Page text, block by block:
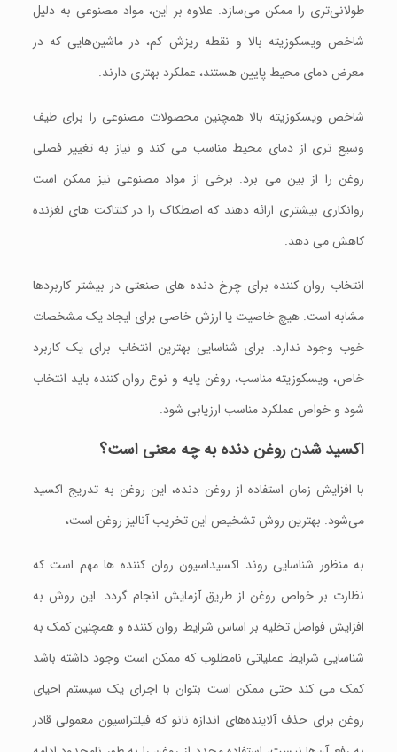
طولانی‌تری را ممکن می‌سازد. علاوه بر این، مواد مصنوعی به دلیل
شاخص ویسکوزیته بالا و نقطه ریزش کم، در ماشین‌هایی که در
معرض دمای محیط پایین هستند، عملکرد بهتری دارند.
شاخص ویسکوزیته بالا همچنین محصولات مصنوعی را برای طیف
وسیع تری از دمای محیط مناسب می کند و نیاز به تغییر فصلی
روغن را از بین می برد. برخی از مواد مصنوعی نیز ممکن است
روانکاری بیشتری ارائه دهند که اصطکاک را در کنتاکت های لغزنده
کاهش می دهد.
انتخاب روان کننده برای چرخ دنده های صنعتی در بیشتر کاربردها
مشابه است. هیچ خاصیت یا ارزش خاصی برای ایجاد یک مشخصات
خوب وجود ندارد. برای شناسایی بهترین انتخاب برای یک کاربرد
خاص، ویسکوزیته مناسب، روغن پایه و نوع روان کننده باید انتخاب
شود و خواص عملکرد مناسب ارزیابی شود.
اکسید شدن روغن دنده به چه معنی است؟
با افزايش زمان استفاده از روغن دنده، اين روغن به تدريج اکسید
می‌شود. بهترین روش تشخيص این تخريب آنالیز روغن است،
به منظور شناسایی روند اکسیداسیون روان کننده ها مهم است که
نظارت بر خواص روغن از طريق آزمايش انجام گردد. این روش به
افزایش فواصل تخلیه بر اساس شرایط روان کننده و همچنین کمک به
شناسایی شرایط عملیاتی نامطلوب که ممکن است وجود داشته باشد
کمک می کند حتی ممکن است بتوان با اجرای یک سیستم احیای
روغن برای حذف آلاینده‌های اندازه نانو که فیلتراسیون معمولی قادر